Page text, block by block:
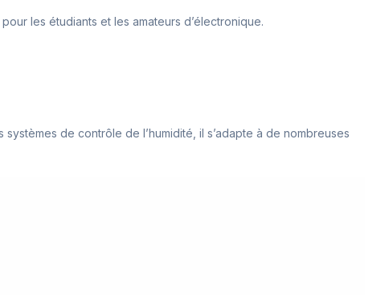
les étudiants et les amateurs d’électronique.
de contrôle de l’humidité, il s’adapte à de nombreuses